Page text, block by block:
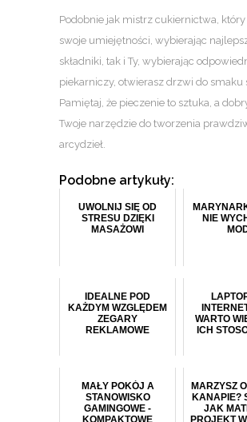
Podobnie jak mistrz cukiernictwa,
swoje umiejętności, wybierając
składniki, tak i Ty, wybierając
piekarniczy, otwierasz drzwi do smaku
Pamiętaj, że pieczenie to sztuka, a
Twoje narzędzie do tworzenia
arcydzieł.
Podobne artykuły:
UWOLNIJ SIĘ OD
STRESU DZIĘKI
MASAŻOWI
NIE
IDEALNE POD
KAŻDYM WZGLĘDEM
ZEGARY
REKLAMOWE
WARTO
ICH
MAŁY POKÓJ A
STANOWISKO
GAMINGOWE -
MARZYSZ
KANAPIE?
JAK